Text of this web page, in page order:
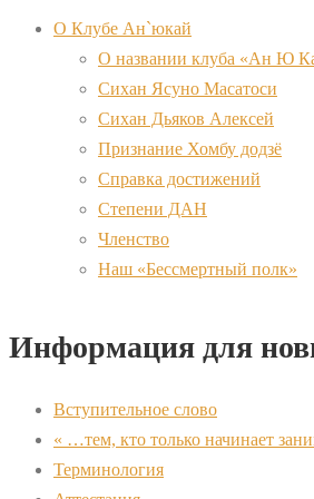
О Клубе Ан`юкай
О названии клуба «Ан Ю
Сихан Ясуно Масатоси
Сихан Дьяков Алексей
Признание Хомбу додзё
Справка достижений
Степени ДАН
Членство
Наш «Бессмертный полк»
Информация для
Вступительное слово
« …тем, кто только начинает
Терминология